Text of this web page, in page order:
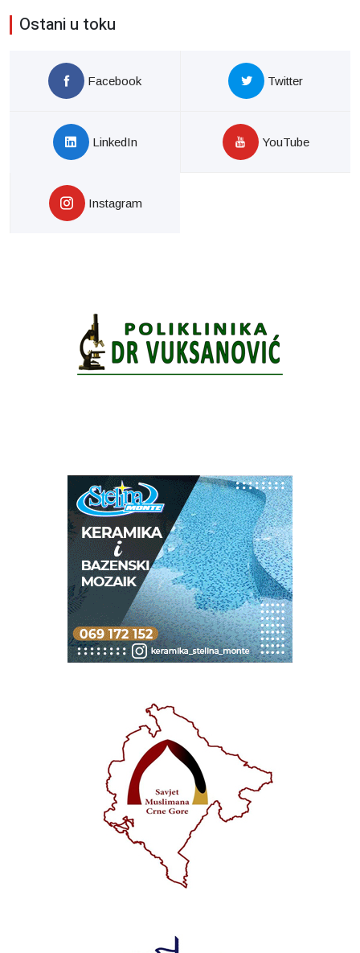
Ostani u toku
Facebook Twitter
LinkedIn YouTube
Instagram